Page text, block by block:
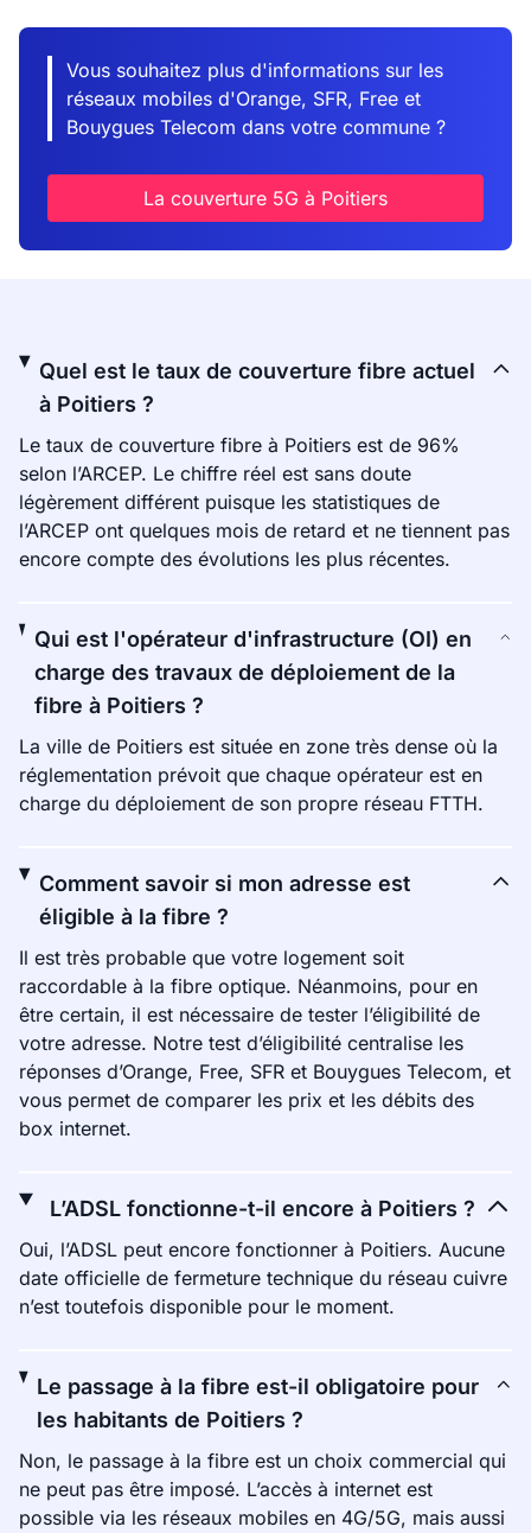
Vous souhaitez plus d'informations sur les
réseaux mobiles d'Orange, SFR, Free et
Bouygues Telecom dans votre commune ?
La couverture 5G à Poitiers
Quel est le taux de couverture fibre actuel
à Poitiers ?
Le taux de couverture fibre à Poitiers est de 96%
selon l’ARCEP. Le chiffre réel est sans doute
légèrement différent puisque les statistiques de
l’ARCEP ont quelques mois de retard et ne tiennent pas
encore compte des évolutions les plus récentes.
Qui est l'opérateur d'infrastructure (OI) en
charge des travaux de déploiement de la
fibre à Poitiers ?
La ville de Poitiers est située en zone très dense où la
réglementation prévoit que chaque opérateur est en
charge du déploiement de son propre réseau FTTH.
Comment savoir si mon adresse est
éligible à la fibre ?
Il est très probable que votre logement soit
raccordable à la fibre optique. Néanmoins, pour en
être certain, il est nécessaire de tester l’éligibilité de
votre adresse. Notre test d’éligibilité centralise les
réponses d’Orange, Free, SFR et Bouygues Telecom, et
vous permet de comparer les prix et les débits des
box internet.
L’ADSL fonctionne-t-il encore à Poitiers ?
Oui, l’ADSL peut encore fonctionner à Poitiers. Aucune
date officielle de fermeture technique du réseau cuivre
n’est toutefois disponible pour le moment.
Le passage à la fibre est-il obligatoire pour
les habitants de Poitiers ?
Non, le passage à la fibre est un choix commercial qui
ne peut pas être imposé. L’accès à internet est
possible via les réseaux mobiles en 4G/5G, mais aussi